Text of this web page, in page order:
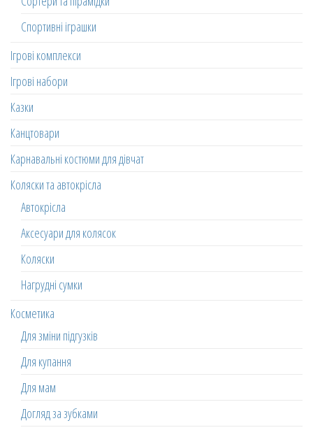
Спортивні іграшки
Ігрові комплекси
Ігрові набори
Казки
Канцтовари
Карнавальні костюми для дівчат
Коляски та автокрісла
Автокрісла
Аксесуари для колясок
Коляски
Нагрудні сумки
Косметика
Для зміни підгузків
Для купання
Для мам
Догляд за зубками